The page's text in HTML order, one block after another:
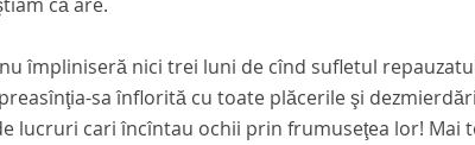
împliniseră nici trei luni de cînd sufletul
sa înflorită cu toate plăcerile şi
lucruri cari încîntau ochii prin frumuseţea lor! Mai